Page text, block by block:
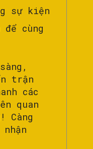
sự kiện
cùng
trận
các
quan
Càng